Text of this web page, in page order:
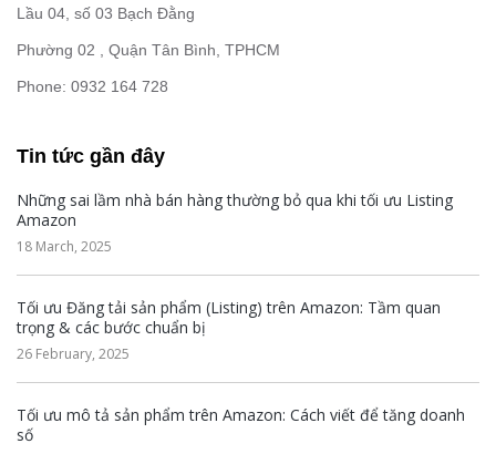
Lầu 04, số 03 Bạch Đằng
Phường 02 , Quận Tân Bình, TPHCM
Phone: 0932 164 728
Tin tức gần đây
Những sai lầm nhà bán hàng thường bỏ qua khi tối ưu Listing
Amazon
18 March, 2025
Tối ưu Đăng tải sản phẩm (Listing) trên Amazon: Tầm quan
trọng & các bước chuẩn bị
26 February, 2025
Tối ưu mô tả sản phẩm trên Amazon: Cách viết để tăng doanh
số